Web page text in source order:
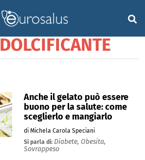
DOLCIFICANTE
Anche il gelato può essere
buono per la salute: come
sceglierlo e mangiarlo
di Michela Carola Speciani
Si parla di: Diabete, Obesita,
Sovrappeso